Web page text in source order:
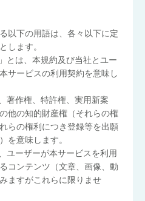
以下の用語は、各々以下に定
します。
とは、本規約及び当社とユー
サービスの利用契約を意味し
著作権、特許権、実用新案
他の知的財産権（それらの権
らの権利につき登録等を出願
を意味します。
ユーザーが本サービスを利用
コンテンツ（文章、画像、動
ますがこれらに限りませ